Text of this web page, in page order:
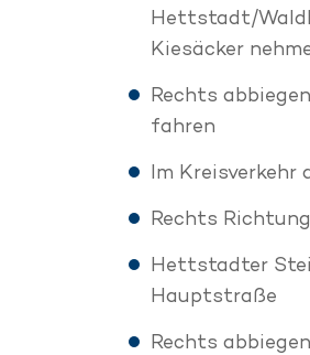
Hettstadt/
Kiesäcker
Rechts
fahren
Im
Rechts
Hettstadter
Hauptstraße
Rechts